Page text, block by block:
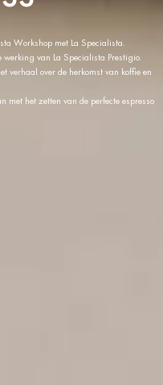
Workshop met La Specialista.
werking van La Specialista Prestigio.
verhaal over de herkomst van koffie en
met het zetten van de perfecte espresso